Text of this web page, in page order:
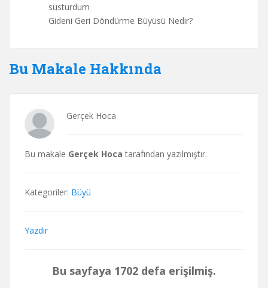
susturdum
Gideni Geri Döndürme Büyüsü Nedir?
Bu Makale Hakkında
Gerçek Hoca
Bu makale Gerçek Hoca tarafından yazılmıştır.
Kategoriler: Büyü
Yazdır
Bu sayfaya 1702 defa erişilmiş.